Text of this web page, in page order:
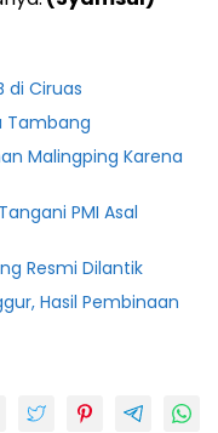
di Ciruas
Tambang
Malingping Karena
PMI Asal
Resmi Dilantik
Hasil Pembinaan